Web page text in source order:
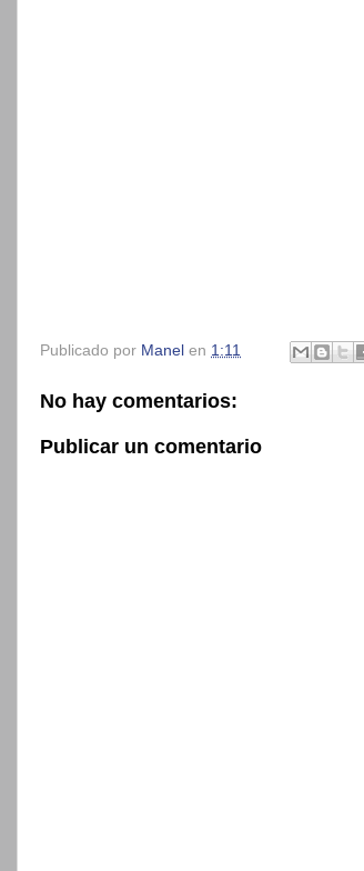
Publicado por Manel en 1:11
No hay comentarios:
Publicar un comentario